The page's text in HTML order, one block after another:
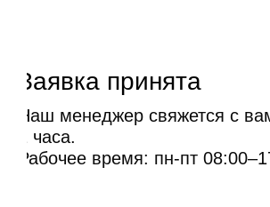
Заявка принята
Наш менеджер свяжется с
1 часа.
Рабочее время: пн-пт